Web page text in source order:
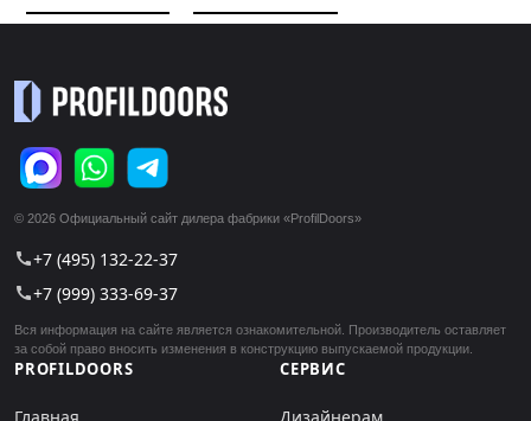
© 2026 Официальный сайт дилера фабрики «ProfilDoors»
call+7 (495) 132-22-37
call+7 (999) 333-69-37
Вся информация на сайте является ознакомительной. Производитель оставляет
за собой право вносить изменения в конструкцию выпускаемой продукции.
PROFILDOORS
Главная
СЕРВИС
Дизайнерам